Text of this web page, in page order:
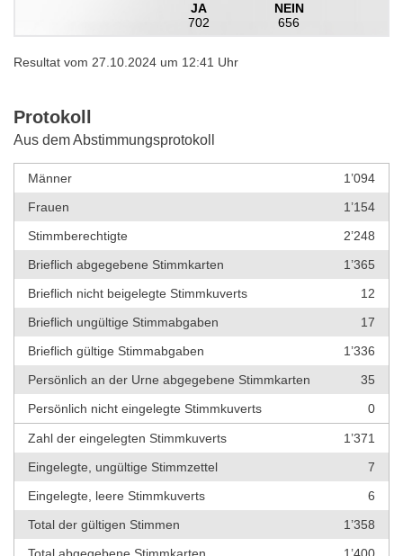
JA
702
NEIN
656
Resultat vom 27.10.2024 um 12:41 Uhr
Protokoll
Aus dem Abstimmungsprotokoll
Männer
1’094
Frauen
1’154
Stimmberechtigte
2’248
Brieflich abgegebene Stimmkarten
1’365
Brieflich nicht beigelegte Stimmkuverts
12
Brieflich ungültige Stimmabgaben
17
Brieflich gültige Stimmabgaben
1’336
Persönlich an der Urne abgegebene Stimmkarten
35
Persönlich nicht eingelegte Stimmkuverts
0
Zahl der eingelegten Stimmkuverts
1’371
Eingelegte, ungültige Stimmzettel
7
Eingelegte, leere Stimmkuverts
6
Total der gültigen Stimmen
1’358
Total abgegebene Stimmkarten
1’400